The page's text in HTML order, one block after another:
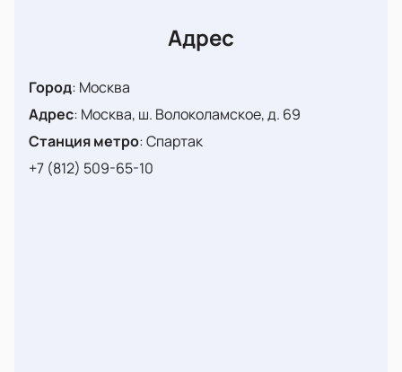
пригласительные в последний момент.
Бронировать места нужно уже сейчас. Всего пару
целых два тайма наслаждаться игрой любимых
команд.
Адрес
Город: Москва
Адрес: Москва, ш. Волоколамское, д. 69
Станция метро:Спартак
+7 (812) 509-65-10